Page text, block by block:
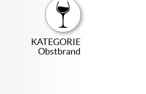
KATEGORIE
Obstbrand